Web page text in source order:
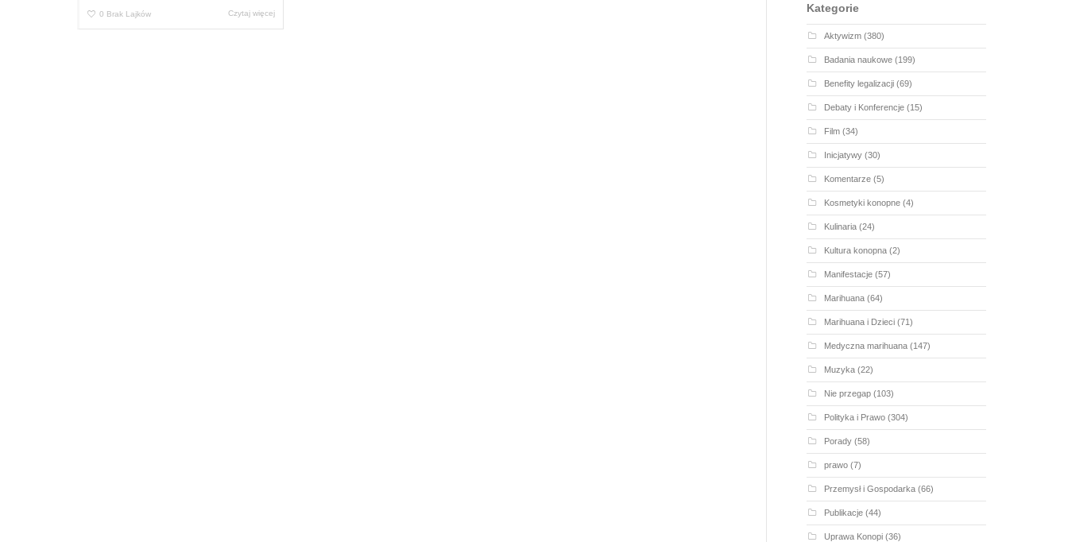
0 Brak Lajków Czytaj więcej Kategorie
Aktywizm(380)
Badania naukowe(199)
Benefity legalizacji(69)
Debaty i Konferencje(15)
Film(34)
Inicjatywy(30)
Komentarze(5)
Kosmetyki konopne(4)
Kulinaria(24)
Kultura konopna(2)
Manifestacje(57)
Marihuana(64)
Marihuana i Dzieci(71)
Medyczna marihuana(147)
Muzyka(22)
Nie przegap(103)
Polityka i Prawo(304)
Porady(58)
prawo(7)
Przemysł i Gospodarka(66)
Publikacje(44)
Uprawa Konopi(36)